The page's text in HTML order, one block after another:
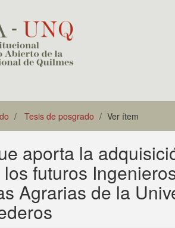
Tesis de posgrado Ver ítem
aporta la
futuros
Agrarias de la